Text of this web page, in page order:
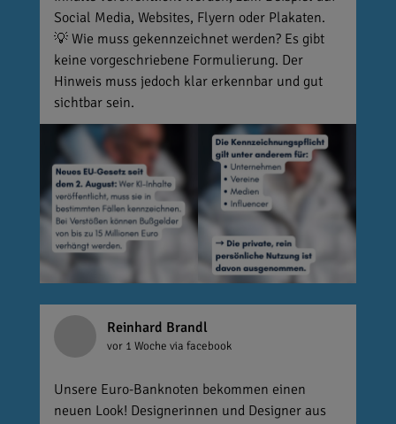
Social Media, Websites, Flyern oder Plakaten.
💡 Wie muss gekennzeichnet werden? Es gibt
keine vorgeschriebene Formulierung. Der
Hinweis muss jedoch klar erkennbar und gut
sichtbar sein.
Reinhard Brandl
vor 1 Woche via facebook
Unsere Euro-Banknoten bekommen einen
neuen Look! Designerinnen und Designer aus